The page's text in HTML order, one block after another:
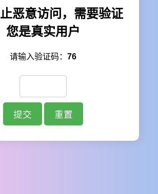
恶意访问，需要验证
您是真实用户
请输入验证码： 76
提交 重置